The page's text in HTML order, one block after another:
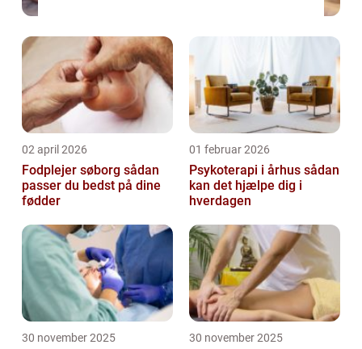
02 april 2026
Fodplejer søborg sådan
passer du bedst på dine
fødder
01 februar 2026
Psykoterapi i århus sådan
kan det hjælpe dig i
hverdagen
30 november 2025 30 november 2025